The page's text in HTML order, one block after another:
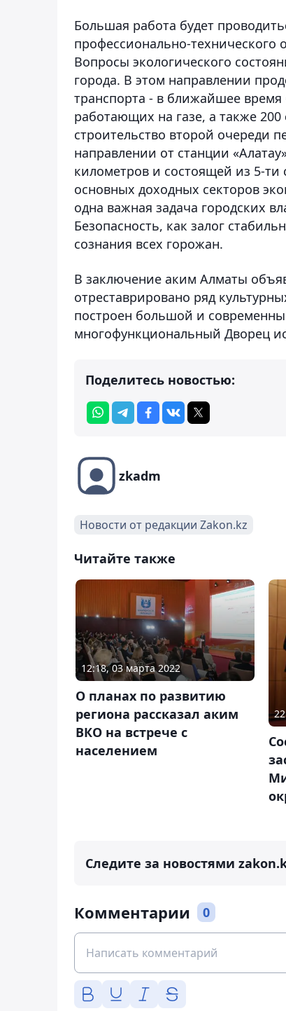
Большая работа будет
профессионально-
Вопросы экологического
города. В этом направлении
транспорта - в ближайшее время
работающих на газе, а также
строительство второй очереди
направлении от станции
километров и состоящей из 5-
основных доходных секторов
одна важная задача городских
Безопасность, как залог
сознания всех горожан.
В заключение аким Алматы
отреставрировано ряд
построен большой и
многофункциональный Дворец
Поделитесь новостью:
zkadm
Новости от редакции Zakon.kz
Читайте также
12:18, 03 марта 2022
О планах по развитию
региона рассказал аким
ВКО на встрече с
населением
Следите за новостями
Комментарии 0